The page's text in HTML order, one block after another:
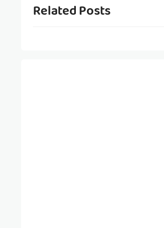
Related Posts